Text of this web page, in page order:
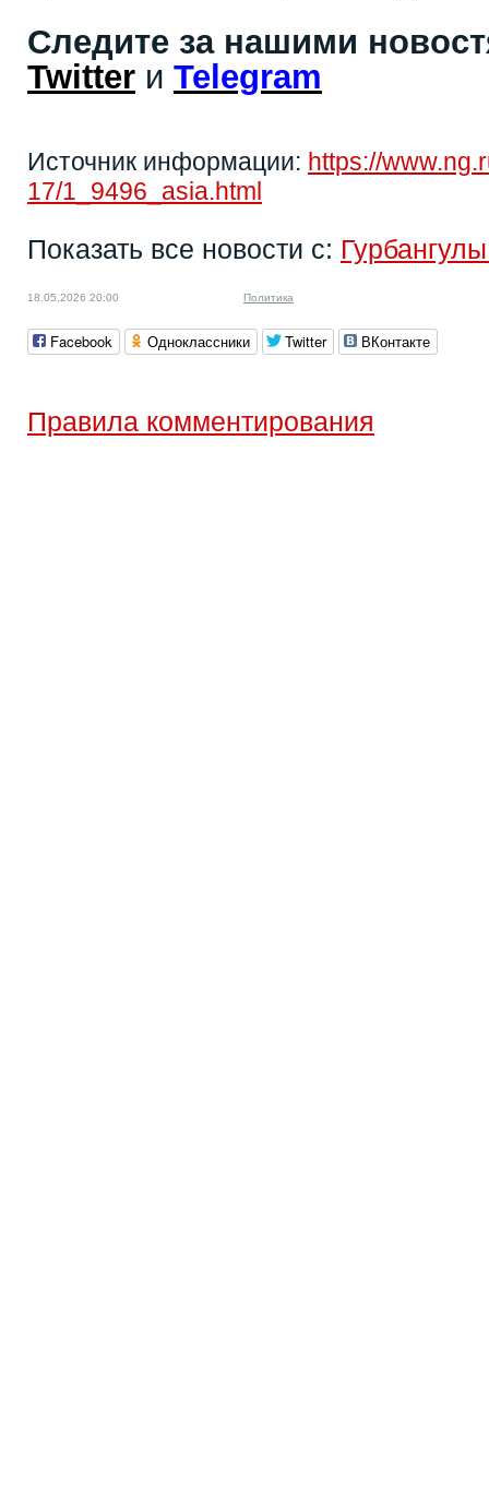
Следите за нашими
Twitter и Telegram
Источник информации: https://
17/1_9496_asia.html
Показать все новости с:
18.05.2026 20:00 Политика
Facebook Одноклассники Twitter ВКонтакте
Правила комментирования